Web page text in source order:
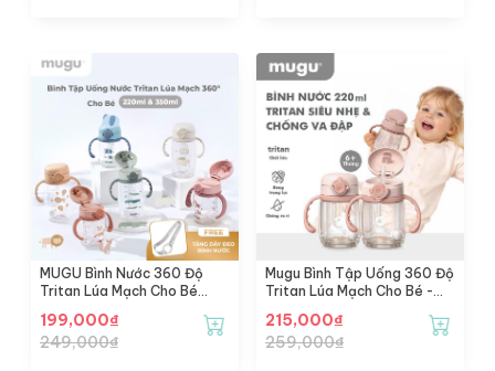
MUGU Bình Nước 360 Độ
Tritan Lúa Mạch Cho Bé
Tritan Training Bottle
(220ml)
199,000₫
249,000₫
Mugu Bình Tập Uống 360 Độ
Tritan Lúa Mạch Cho Bé -
215,000₫
259,000₫